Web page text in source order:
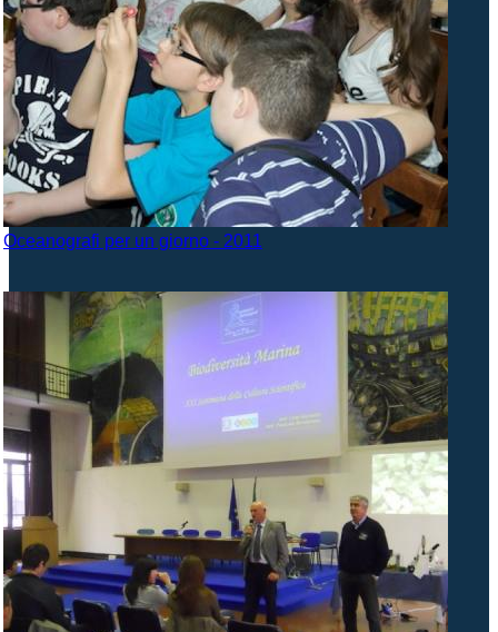
Oceanografi per un giorno - 2011